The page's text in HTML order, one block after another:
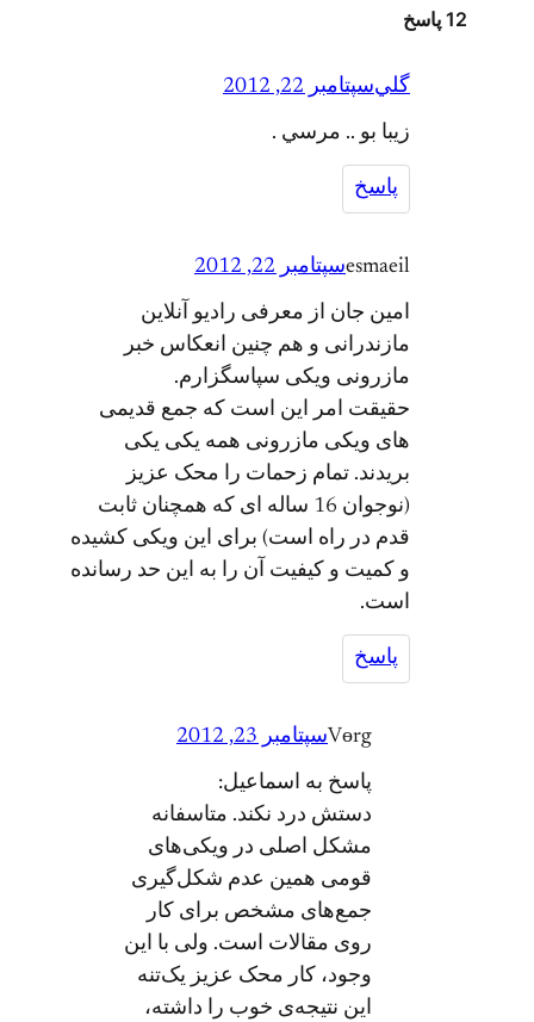
12 پاسخ
گليسپتامبر 22, 2012
زيبا بو .. مرسي .
پاسخ
esmaeilسپتامبر 22, 2012
امین جان از معرفی رادیو آنلاین
مازندرانی و هم چنین انعکاس خبر
مازرونی ویکی سپاسگزارم.
حقیقت امر این است که جمع قدیمی
های ویکی مازرونی همه یکی یکی
بریدند. تمام زحمات را محک عزیز
(نوجوان 16 ساله ای که همچنان ثابت
قدم در راه است) برای این ویکی کشیده
و کمیت و کیفیت آن را به این حد رسانده
است.
پاسخ
Vөrgسپتامبر 23, 2012
پاسخ به اسماعیل:
دستش درد نکند. متاسفانه
مشکل اصلی در ویکی‌های
قومی همین عدم شکل‌گیری
جمع‌های مشخص برای کار
روی مقالات است. ولی با این
وجود، کار محک عزیز یک‌تنه
این نتیجه‌ی خوب را داشته،